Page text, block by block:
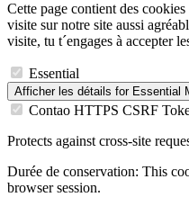
Cette page contient des
visite sur notre site aussi
visite, tu t´engages à accepter
Essential
Afficher les détails for Essential
Contao HTTPS CSRF
Protects against cross-site
Durée de conservation: This
browser session.